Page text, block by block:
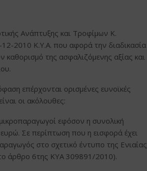
Ανάπτυξης και Τροφίμων Κ.
2010 Κ.Υ.Α. που αφορά την διαδικασία
της ασφαλιζόμενης αξίας και
επέρχονται ορισμένες ευνοϊκές
οι ακόλουθες:
εφόσον η συνολική
Σε περίπτωση που η εισφορά έχει
στο σχετικό έντυπο της Ενιαίας
άρθρο 6της ΚΥΑ 309891/2010).